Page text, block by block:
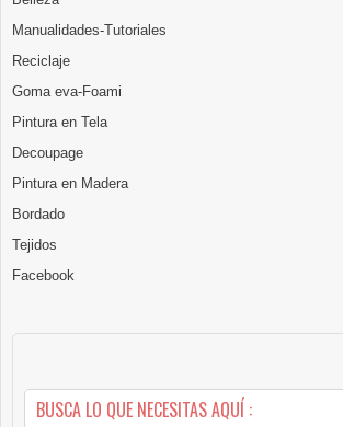
Manualidades-Tutoriales
Reciclaje
Goma eva-Foami
Pintura en Tela
Decoupage
Pintura en Madera
Bordado
Tejidos
Facebook
BUSCA LO QUE NECESITAS AQUÍ :